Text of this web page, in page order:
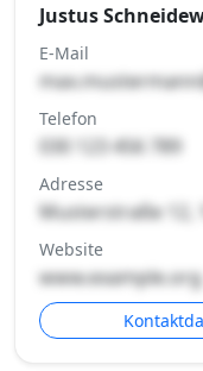
Justus
E-Mail
Telefon
030 123 456 789
Adresse
Musterstraße 12,
Website
www.example.org